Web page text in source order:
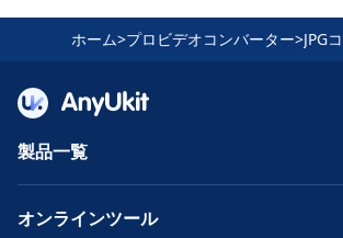
ホーム>プロビデオコンバーター>JPG
製品一覧
オンラインツール